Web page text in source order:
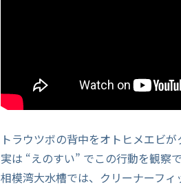
トラウツボの背中をオトヒメエビ
実は “えのすい” でこの行動を観察
相模湾大水槽では、クリーナーフ